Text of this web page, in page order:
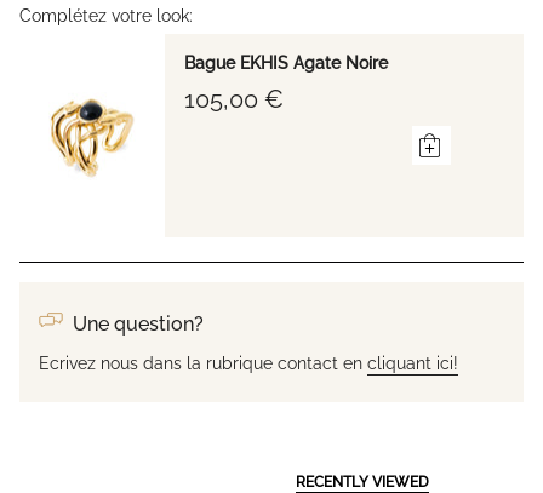
Complétez votre look:
Bague EKHIS Agate Noire
105,00 €
Une question?
Ecrivez nous dans la rubrique contact en cliquant ici!
RECENTLY VIEWED